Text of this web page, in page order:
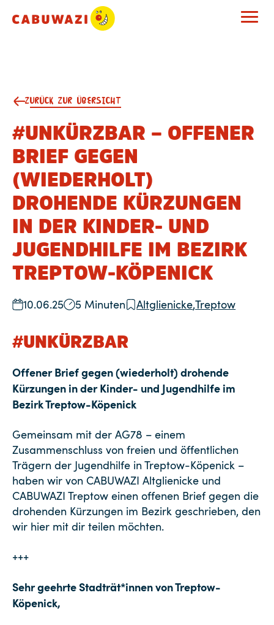
ZURÜCK ZUR ÜBERSICHT
#UNKÜRZBAR – OFFENER
BRIEF GEGEN
(WIEDERHOLT)
DROHENDE KÜRZUNGEN
IN DER KINDER- UND
JUGENDHILFE IM BEZIRK
TREPTOW-KÖPENICK
10.06.25 5 Minuten Altglienicke,Treptow
#UNKÜRZBAR
Offener Brief gegen (wiederholt) drohende
Kürzungen in der Kinder- und Jugendhilfe im
Bezirk Treptow-Köpenick
Gemeinsam mit der AG78 – einem
Zusammenschluss von freien und öffentlichen
Trägern der Jugendhilfe in Treptow-Köpenick –
haben wir von CABUWAZI Altglienicke und
CABUWAZI Treptow einen offenen Brief gegen die
drohenden Kürzungen im Bezirk geschrieben, den
wir hier mit dir teilen möchten.
+++
Sehr geehrte Stadträt*innen von Treptow-
Köpenick,